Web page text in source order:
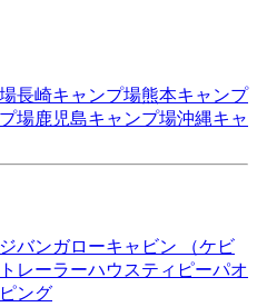
長崎キャンプ場熊本キャンプ
場鹿児島キャンプ場沖縄キャ
バンガローキャビン （ケビ
トレーラーハウスティピーパオ
ング